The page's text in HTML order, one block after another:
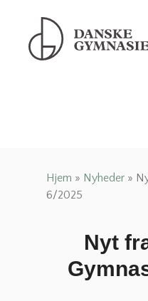
Hjem » Nyheder»
6/2025
Nyt